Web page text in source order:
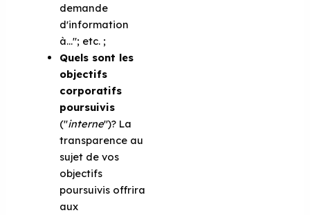
demande
d'information
à…"; etc. ;
Quels sont les
objectifs
corporatifs
poursuivis
("interne")? La
transparence au
sujet de vos
objectifs
poursuivis offrira
aux